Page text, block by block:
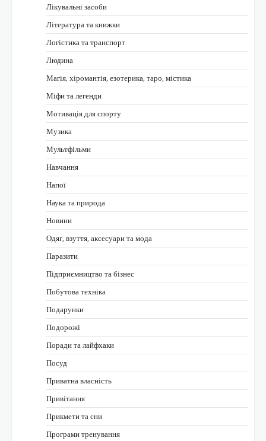
Лікувальні засоби
Література та книжки
Логістика та транспорт
Людина
Магія, хіромантія, езотерика, таро, містика
Міфи та легенди
Мотивація для спорту
Музика
Мультфільми
Навчання
Напої
Наука та природа
Новини
Одяг, взуття, аксесуари та мода
Паразити
Підприємництво та бізнес
Побутова техніка
Подарунки
Подорожі
Поради та лайфхаки
Посуд
Приватна власність
Привітання
Прикмети та сни
Програми тренування